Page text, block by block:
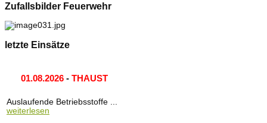
Zufallsbilder Feuerwehr
letzte Einsätze
01.08.2026 - THAUST
Auslaufende Betriebsstoffe ...
weiterlesen